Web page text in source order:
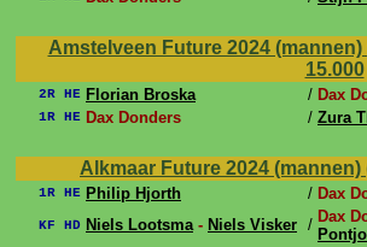
Amstelveen Future 2024
15.000
2R HE Florian Broska / Dax
1R HE Dax Donders / Zura
Alkmaar Future 2024
1R HE Philip Hjorth / Dax
KF HD Niels Lootsma- Niels Visker / Dax